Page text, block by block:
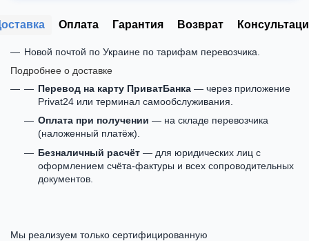
Оплата Гарантия Возврат
Новой почтой по Украине по тарифам перевозчика.
Подробнее о доставке
Перевод на карту ПриватБанка — через приложение
Privat24 или терминал самообслуживания.
Оплата при получении — на складе перевозчика
(наложенный платёж).
Безналичный расчёт — для юридических лиц с
оформлением счёта-фактуры и всех сопроводительных
документов.
Мы реализуем только сертифицированную